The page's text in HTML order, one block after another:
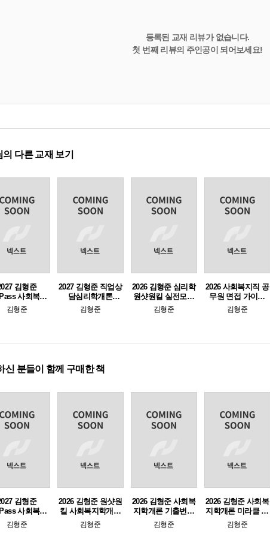
등록된 교재 리뷰가 없습니다.
첫 번째 리뷰의 주인공이 되어보세요!
다른 교재 보기
김형준
사회복지
학개론
김형준
2027 김형준 직업상
담심리학개론
SEEPASS 이론+기
출
김형준
2026 김형준 심리학
원샷원킬 실전모의
고사 (e-교재 전용)
김형준
2026 사회복지직 공
무원 면접 가이드
(책속의책)
김형준
신 분들이 함께 구매한 책
김형준
사회복지
학개론
김형준
2026 김형준 원샷원
킬 사회복지학개론
봉투모의고사(12회
분)
김형준
2026 김형준 사회복
지학개론 기출변형
단원별 객관식 문제
집 (e-교재만 구매가
김형준
2026 김형준 사회복
지학개론 미라클 필
기노트
김형준